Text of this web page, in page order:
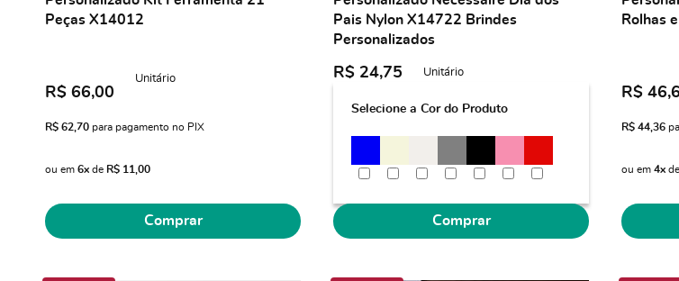
Peças X14012
R$ 66,00
Unitário
R$ 62,70 para pagamento no PIX
ou em 6x de R$ 11,00
Comprar
Pais Nylon X14722 Brindes
Personalizados
R$ 24,75 Unitário
Selecione a Cor do Produto
Comprar
Rolhas
R$
R$ 44,36
ou em 4x de